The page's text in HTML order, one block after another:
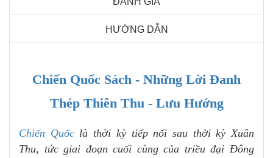
HƯỚNG DẪN
Chiến Quốc Sách - Những Lời Đanh
Thép Thiên Thu - Lưu Hướng
Chiến Quốclà thời kỳ tiếp nối sau thời kỳ Xuân
Thu, tức giai đoạn cuối cùng của triều đại Đông